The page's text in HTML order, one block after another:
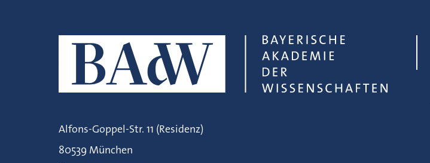
Alfons-Goppel-Str. 11 (Residenz)
80539 München